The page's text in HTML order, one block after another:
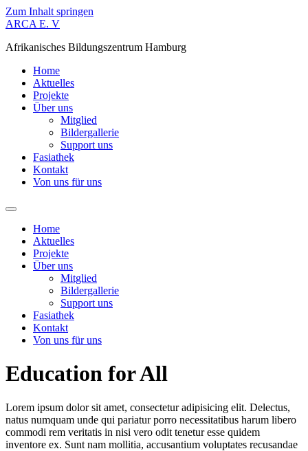
Zum Inhalt springen
ARCA E. V
Afrikanisches Bildungszentrum Hamburg
Home
Aktuelles
Projekte
Über uns
Mitglied
Bildergallerie
Support uns
Fasiathek
Kontakt
Von uns für uns
Home
Aktuelles
Projekte
Über uns
Mitglied
Bildergallerie
Support uns
Fasiathek
Kontakt
Von uns für uns
Education for All
Lorem ipsum dolor sit amet, consectetur adipisicing elit. Delectus,
natus numquam unde qui pariatur porro necessitatibus harum libero
commodi rem veritatis in nisi vero odit tenetur esse quidem
inventore ex. Sunt nam mollitia, accusantium voluptates recusandae